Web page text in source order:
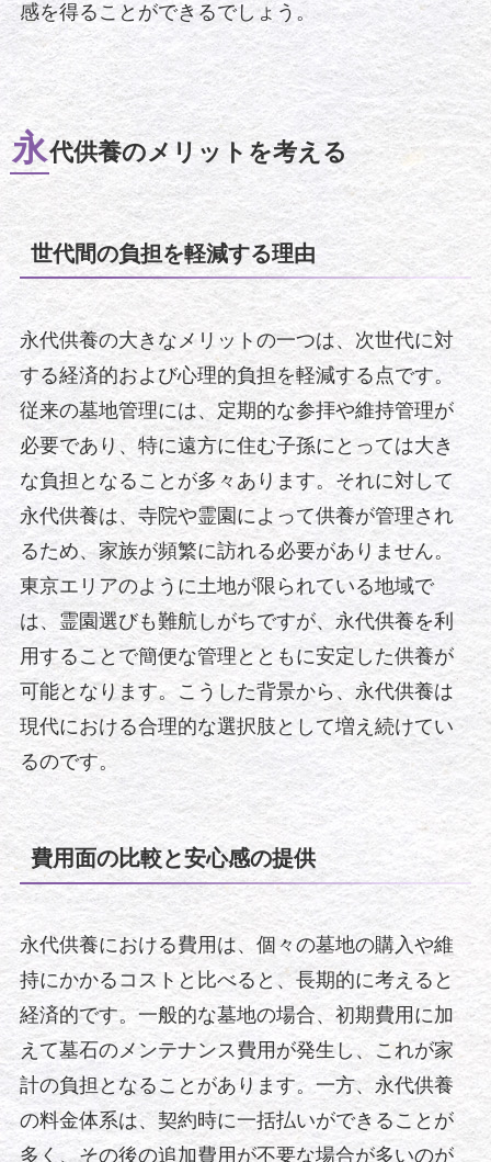
感を得ることができるでしょう。
永代供養のメリットを考える
世代間の負担を軽減する理由
永代供養の大きなメリットの一つは、次世代に対
する経済的および心理的負担を軽減する点です。
従来の墓地管理には、定期的な参拝や維持管理が
必要であり、特に遠方に住む子孫にとっては大き
な負担となることが多々あります。それに対して
永代供養は、寺院や霊園によって供養が管理され
るため、家族が頻繁に訪れる必要がありません。
東京エリアのように土地が限られている地域で
は、霊園選びも難航しがちですが、永代供養を利
用することで簡便な管理とともに安定した供養が
可能となります。こうした背景から、永代供養は
現代における合理的な選択肢として増え続けてい
るのです。
費用面の比較と安心感の提供
永代供養における費用は、個々の墓地の購入や維
持にかかるコストと比べると、長期的に考えると
経済的です。一般的な墓地の場合、初期費用に加
えて墓石のメンテナンス費用が発生し、これが家
計の負担となることがあります。一方、永代供養
の料金体系は、契約時に一括払いができることが
多く、その後の追加費用が不要な場合が多いのが